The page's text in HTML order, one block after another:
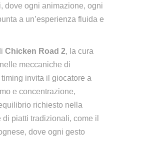
dove ogni animazione, ogni
a un’esperienza fluida e
Chicken Road 2, la cura
meccaniche di
invita il giocatore a
e concentrazione,
richiesto nella
di piatti tradizionali, come il
dove ogni gesto